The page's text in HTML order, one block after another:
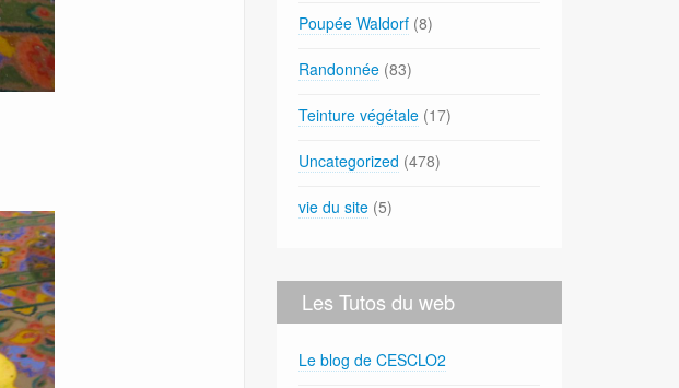
Poupée Waldorf (8)
Randonnée (83)
Teinture végétale (17)
Uncategorized (478)
vie du site (5)
Les Tutos du web
Le blog de CESCLO2